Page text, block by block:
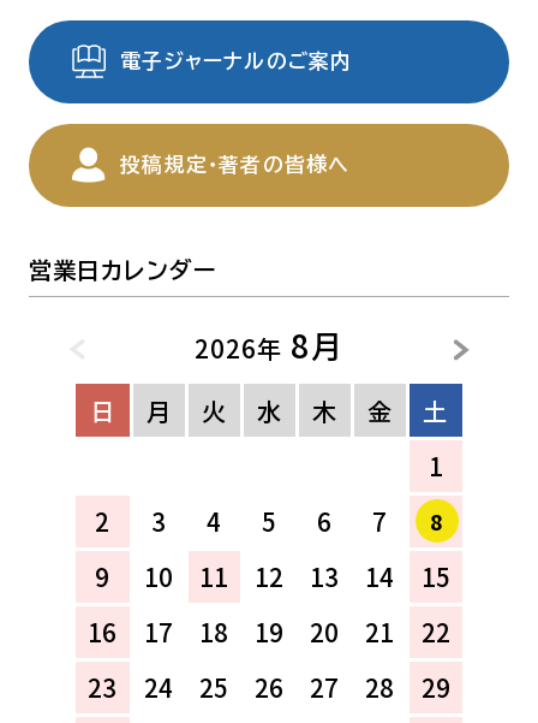
電子ジャーナルのご案内
投稿規定・著者の皆様へ
営業日カレンダー
2026年 8月
日 月 火 水 木 金
土
1
2
3 4 5 6 7 8
9 10 11 12 13 14
15
16
17 18 19 20 21
22
23
24 25 26 27 28
29